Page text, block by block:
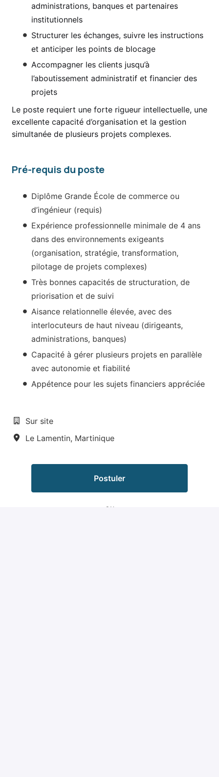
administrations, banques et partenaires
institutionnels
Structurer les échanges, suivre les instructions
et anticiper les points de blocage
Accompagner les clients jusqu’à
l’aboutissement administratif et financier des
projets
Le poste requiert une forte rigueur intellectuelle, une
excellente capacité d’organisation et la gestion
simultanée de plusieurs projets complexes.
Pré-requis du poste
Diplôme Grande École de commerce ou
d’ingénieur (requis)
Expérience professionnelle minimale de 4 ans
dans des environnements exigeants
(organisation, stratégie, transformation,
pilotage de projets complexes)
Très bonnes capacités de structuration, de
priorisation et de suivi
Aisance relationnelle élevée, avec des
interlocuteurs de haut niveau (dirigeants,
administrations, banques)
Capacité à gérer plusieurs projets en parallèle
avec autonomie et fiabilité
Appétence pour les sujets financiers appréciée
Sur site
Le Lamentin, Martinique
Postuler
ou